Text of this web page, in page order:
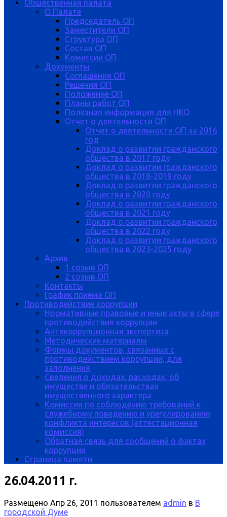
Общественная палата
О Палате
Председатель ОП
Заместители ОП
Структура ОП
Состав ОП
Комиссии ОП
Документы
Соглашения ОП
Решения ОП
Положение ОП
Планы работ ОП
Полезная информация для НКО
Отчет о деятельности ОП
Отчет о деятельности ОП за 2016
год
Доклад о развитии гражданского
общества в 2017 году
Доклад о развитии гражданского
общества в 2018-2019 году
Доклад о развитии гражданского
общества в 2020 году
Доклад о развитии гражданского
общества в 2021 году
Доклад о развитии гражданского
общества в 2022 году
Доклад о развитии гражданского
общества в 2023-2025 году
Архив
1 созыв ОП
2 созыв ОП
Контакты
График приема ОП
Противодействие коррупции
Нормативные правовые и иные акты в сфере
противодействия коррупции
Антикоррупционная экспертиза
Методические материалы
Формы документов, связанных с
противодействием коррупции, для
заполнения
Сведения о доходах, расходах, об
имуществе и обязательствах
имущественного характера
Комиссия по соблюдению требований к
служебному поведению и урегулированию
конфликта интересов (аттестационная
комиссия)
Обратная связь для сообщений о фактах
коррупции
Страница памяти
26.04.2011 г.
Размещено Апр 26, 2011 пользователем admin в В
городской Думе